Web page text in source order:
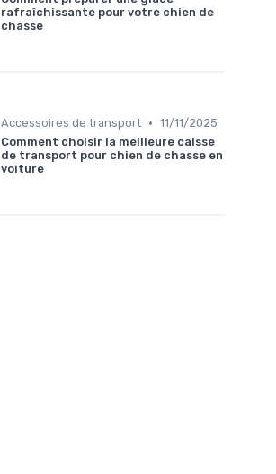
rafraîchissante pour votre chien de
chasse
Accessoires de transport • 11/11/2025
Comment choisir la meilleure caisse
de transport pour chien de chasse en
voiture